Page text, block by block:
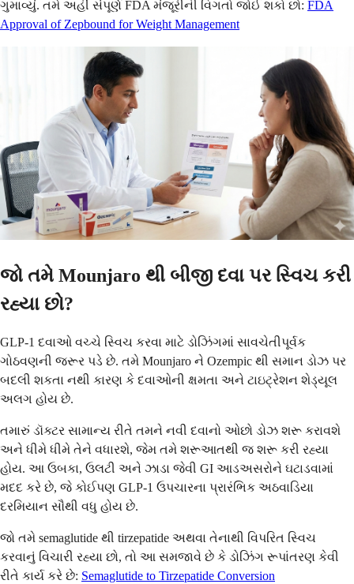
ગુમાવ્યું. તમે અહીં સંપૂર્ણ FDA મંજૂરીની વિગતો જોઈ શકો છો: FDA
Approval of Zepbound for Weight Management
જો તમે Mounjaro થી બીજી દવા પર સ્વિચ કરી
રહ્યા છો?
GLP-1 દવાઓ વચ્ચે સ્વિચ કરવા માટે ડોઝિંગમાં સાવચેતીપૂર્વક
ગોઠવણની જરૂર પડે છે. તમે Mounjaro ને Ozempic થી સમાન ડોઝ પર
બદલી શકતા નથી કારણ કે દવાઓની ક્ષમતા અને ટાઇટ્રેશન શેડ્યૂલ
અલગ હોય છે.
તમારું ડૉક્ટર સામાન્ય રીતે તમને નવી દવાનો ઓછો ડોઝ શરૂ કરાવશે
અને ધીમે ધીમે તેને વધારશે, જેમ તમે શરૂઆતથી જ શરૂ કરી રહ્યા
હોય. આ ઉબકા, ઉલટી અને ઝાડા જેવી GI આડઅસરોને ઘટાડવામાં
મદદ કરે છે, જે કોઈપણ GLP-1 ઉપચારના પ્રારંભિક અઠવાડિયા
દરમિયાન સૌથી વધુ હોય છે.
જો તમે semaglutide થી tirzepatide અથવા તેનાથી વિપરિત સ્વિચ
કરવાનું વિચારી રહ્યા છો, તો આ સમજાવે છે કે ડોઝિંગ રૂપાંતરણ કેવી
રીતે કાર્ય કરે છે: Semaglutide to Tirzepatide Conversion